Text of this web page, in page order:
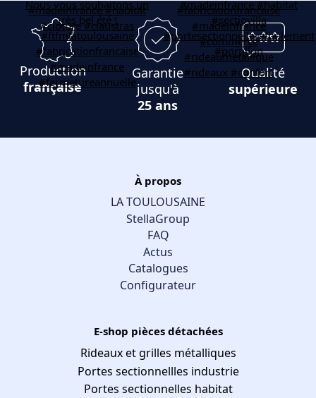
Production
française
Garantie
jusqu'à
25 ans
Qualité
supérieure
À propos
LA TOULOUSAINE
StellaGroup
FAQ
Actus
Catalogues
Configurateur
E-shop pièces détachées
Rideaux et grilles métalliques
Portes sectionnellles industrie
Portes sectionnelles habitat